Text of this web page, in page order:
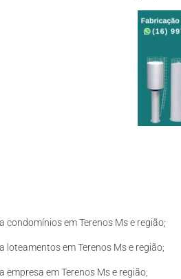
em Terenos Ms e região;
em Terenos Ms e região;
em Terenos Ms e região;